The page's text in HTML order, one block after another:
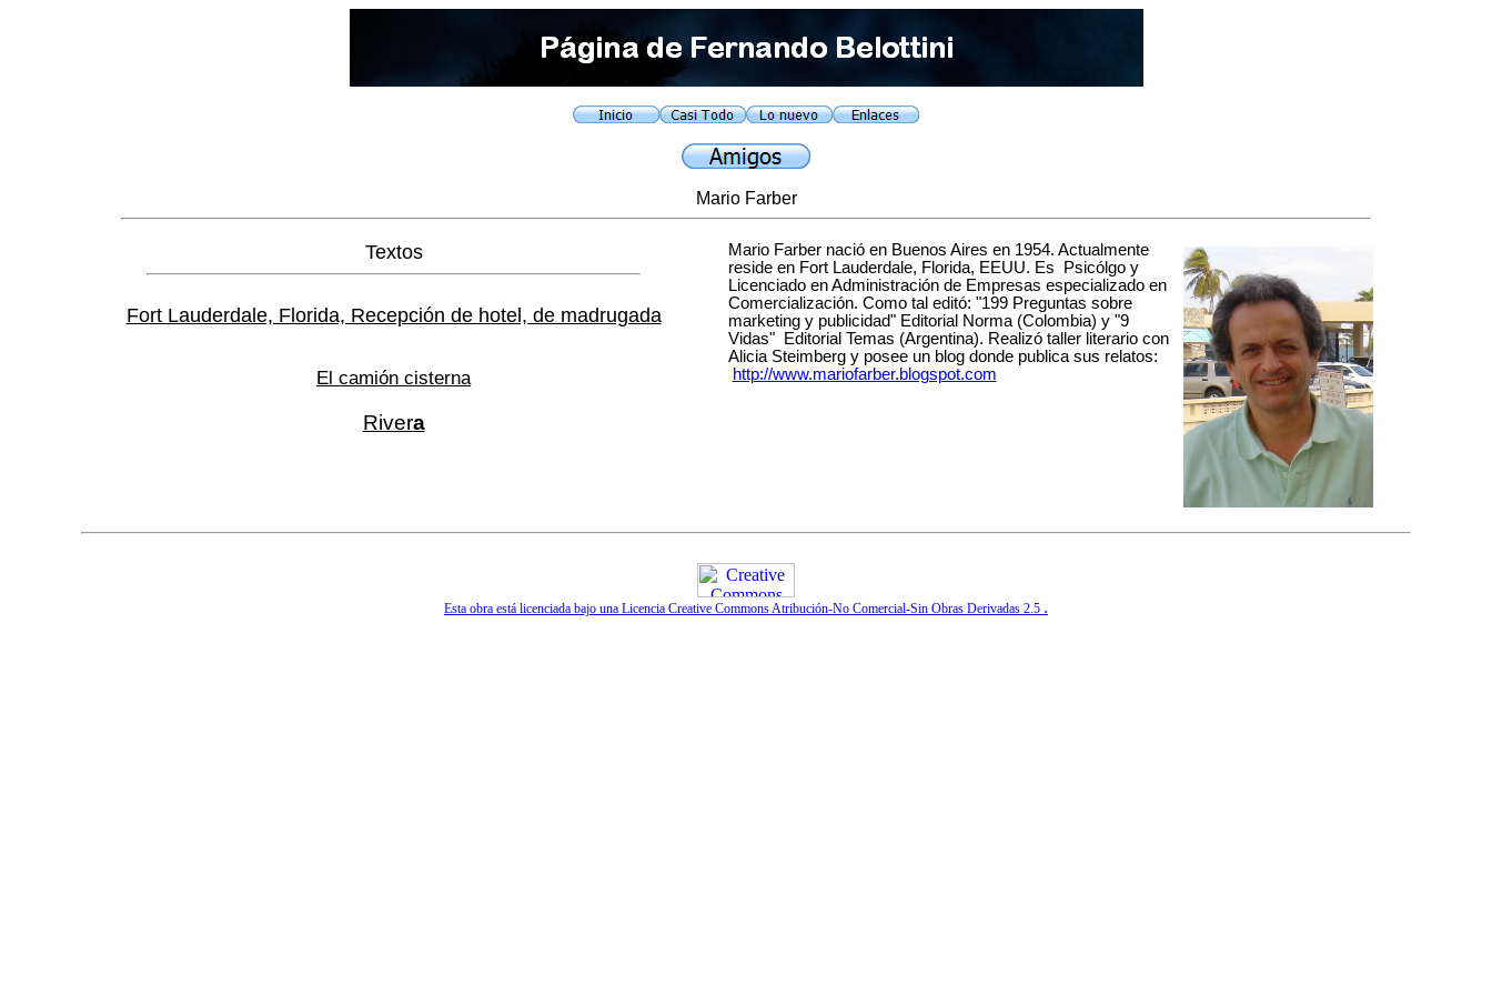
Mario Farber
Textos
Fort Lauderdale, Florida, Recepción de hotel, de madrugada
El camión cisterna
Rivera
Mario Farber nació en Buenos Aires en 1954. Actualmente
reside en Fort Lauderdale, Florida, EEUU. Es Psicólgo y
Licenciado en Administración de Empresas especializado en
Comercialización. Como tal editó: "199 Preguntas sobre
marketing y publicidad" Editorial Norma (Colombia) y "9
Vidas" Editorial Temas (Argentina). Realizó taller literario con
Alicia Steimberg y posee un blog donde publica sus relatos:
http://www.mariofarber.blogspot.com
Esta obra está licenciada bajo una Licencia Creative Commons Atribución-No Comercial-Sin Obras Derivadas 2.5 .